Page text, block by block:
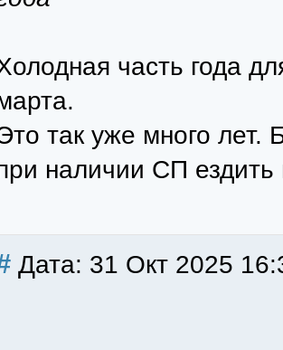
часть года
так уже много лет.
наличии СП ездить
Дата: 31 Окт 2025